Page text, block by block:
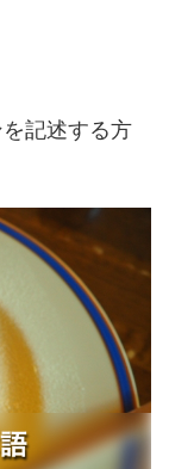
記述する方